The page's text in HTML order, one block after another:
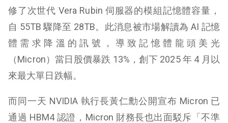
修了次世代 Vera Rubin 伺服器的模組記憶體容量，
自 55TB 驟降至 28TB。此消息被市場解讀為 AI 記憶
體需求降溫的訊號，導致記憶體龍頭美光
（Micron）當日股價暴跌 13%，創下 2025 年 4 月以
來最大單日跌幅。
而同一天 NVIDIA 執行長黃仁勳公開宣布 Micron 已
通過 HBM4 認證，Micron 財務長也出面駁斥「不準